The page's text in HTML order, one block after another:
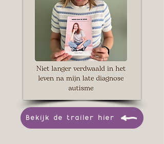
Bekijk de trailer hier